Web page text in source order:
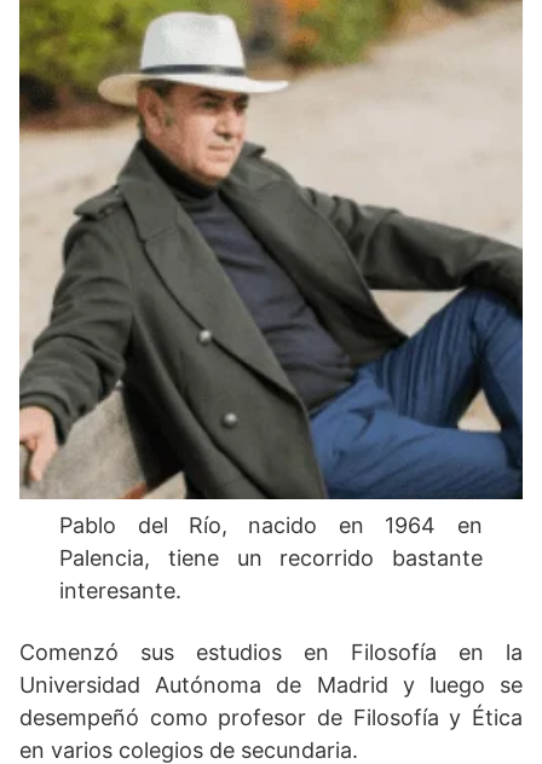
Pablo del Río, nacido en 1964 en
Palencia, tiene un recorrido bastante
interesante.
Comenzó sus estudios en Filosofía en la
Universidad Autónoma de Madrid y luego se
desempeñó como profesor de Filosofía y Ética
en varios colegios de secundaria.